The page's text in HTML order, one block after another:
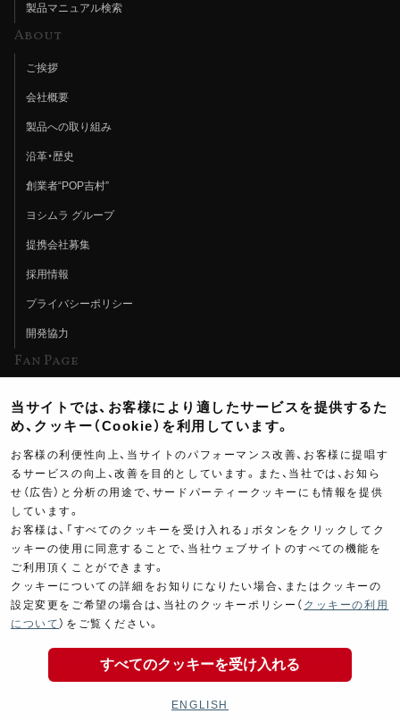
20,100(税込￥22,110)
製品マニュアル検索
About
ご挨拶
会社概要
製品への取り組み
沿革・歴史
創業者“POP吉村”
ヨシムラ グループ
提携会社募集
採用情報
プライバシーポリシー
開発協力
Fan Page
ヨシムラTV
イベント情報
イベントスケジュール
ツーリングブレイクタイム
製品ポスター
Copyright ©YOSHIMURA JAPAN Co,Ltd. All Rights
当サイトでは、お客様により適したサービスを提供するた
め、クッキー（Cookie）を利用しています。
お客様の利便性向上、当サイトのパフォーマンス改善、お客様に提唱す
るサービスの向上、改善を目的としています。また、当社では、お知ら
せ（広告）と分析の用途で、サードパーティークッキーにも情報を提供
しています。
お客様は、「すべてのクッキーを受け入れる」ボタンをクリックしてク
ッキーの使用に同意することで、当社ウェブサイトのすべての機能を
ご利用頂くことができます。
クッキーについての詳細をお知りになりたい場合、またはクッキーの
設定変更をご希望の場合は、当社のクッキーポリシー（ クッキーの利用
について ）をご覧ください。
すべてのクッキーを受け入れる
ENGLISH